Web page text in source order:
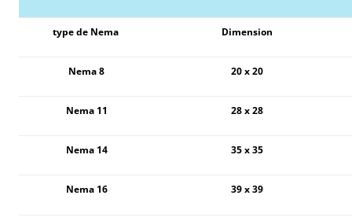
type de Nema Dimension
Nema 8 20 x 20
Nema 11 28 x 28
Nema 14 35 x 35
Nema 16 39 x 39